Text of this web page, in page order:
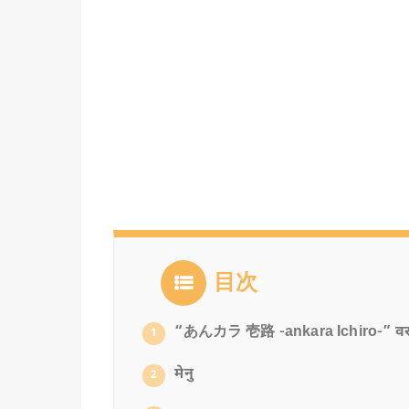
目次
1 “あんカラ 壱路 -ankara Ichiro-”
2 मेनु